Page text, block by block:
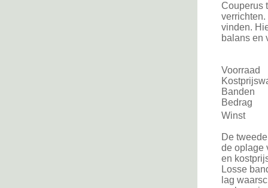
Couperus
vinden.
balans en
Winst
De
de oplage
en
Losse
lag